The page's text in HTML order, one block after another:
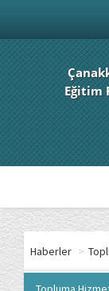
Eğitim
Haberler >